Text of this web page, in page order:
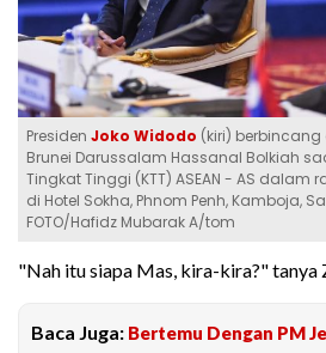
Presiden Joko Widodo (kiri) berbincang
Brunei Darussalam Hassanal Bolkiah
Tingkat Tinggi (KTT) ASEAN - AS dalam
di Hotel Sokha, Phnom Penh, Kamboja,
FOTO/Hafidz Mubarak A/tom
"Nah itu siapa Mas, kira-kira?" tanya
Baca Juga: Bertemu Dengan PM